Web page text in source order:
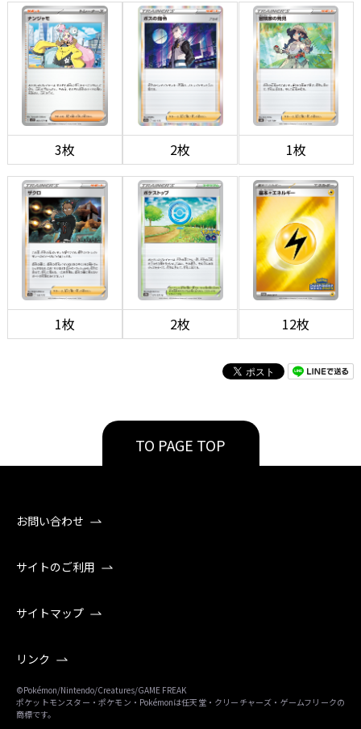
3枚 2枚 1枚
1枚 2枚 12枚
TO PAGE TOP
お問い合わせ
サイトのご利用
サイトマップ
リンク
©Pokémon/Nintendo/Creatures/GAME FREAK
ポケットモンスター・ポケモン・Pokémonは任天堂・クリーチャーズ・ゲームフリークの
商標です。